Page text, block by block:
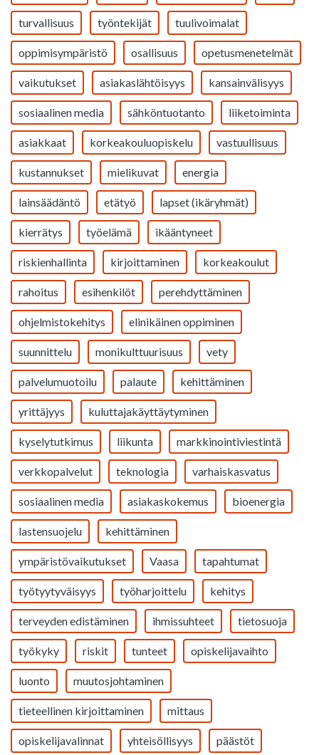
turvallisuus työntekijät tuulivoimalat
oppimisympäristö osallisuus opetusmenetelmät
vaikutukset asiakaslähtöisyys kansainvälisyys
sosiaalinen media sähköntuotanto liiketoiminta
asiakkaat korkeakouluopiskelu vastuullisuus
kustannukset mielikuvat energia
lainsäädäntö etätyö lapset (ikäryhmät)
kierrätys työelämä ikääntyneet
riskienhallinta kirjoittaminen korkeakoulut
rahoitus esihenkilöt perehdyttäminen
ohjelmistokehitys elinikäinen oppiminen
suunnittelu monikulttuurisuus vety
palvelumuotoilu palaute kehittäminen
yrittäjyys kuluttajakäyttäytyminen
kyselytutkimus liikunta markkinointiviestintä
verkkopalvelut teknologia varhaiskasvatus
sosiaalinen media asiakaskokemus bioenergia
lastensuojelu kehittäminen
ympäristövaikutukset Vaasa tapahtumat
työtyytyväisyys työharjoittelu kehitys
terveyden edistäminen ihmissuhteet tietosuoja
työkyky riskit tunteet opiskelijavaihto
luonto muutosjohtaminen
tieteellinen kirjoittaminen mittaus
opiskelijavalinnat yhteisöllisyys päästöt